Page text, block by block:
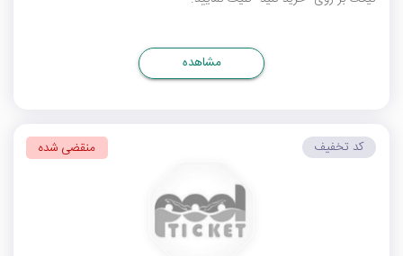
مشاهده
کد تخفیف منقضی شده